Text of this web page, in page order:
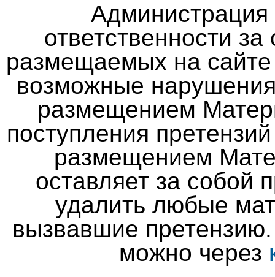
ответственности
размещаемых на
возможные
размещением
поступления
размещением
оставляет за собой
удалить любые
вызвавшие
можно через